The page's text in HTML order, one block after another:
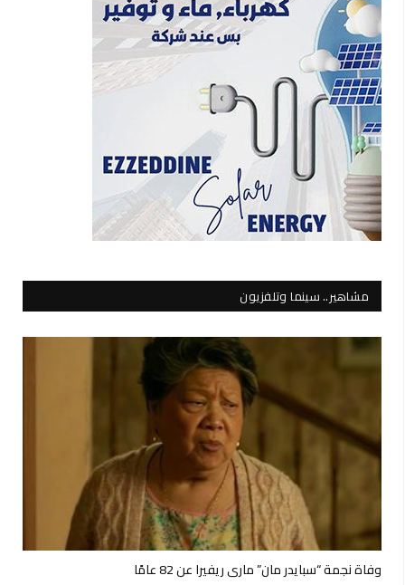
مشاهير.. سينما وتلفزيون
وفاة نجمة “سبايدر مان” ماري ريفيرا عن 82 عامًا